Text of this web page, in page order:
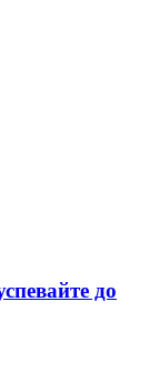
до